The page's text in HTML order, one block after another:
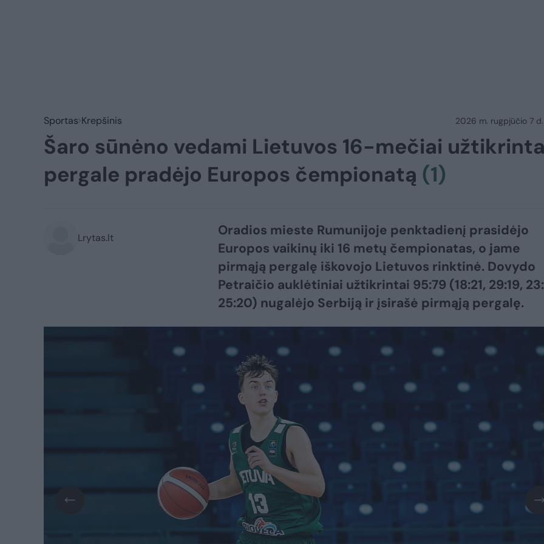
Sportas Krepšinis 2026 m. rugpjūčio 7 d.
Šaro sūnėno vedami Lietuvos 16-mečiai
pergale pradėjo Europos čempionatą (1)
Lrytas.lt
Oradios mieste Rumunijoje penktadienį prasidėjo
Europos vaikinų iki 16 metų čempionatas, o jame
pirmąją pergalę iškovojo Lietuvos rinktinė. Dovydo
Petraičio auklėtiniai užtikrintai 95:79 (18:21, 29:19,
25:20) nugalėjo Serbiją ir įsirašė pirmąją pergalę.